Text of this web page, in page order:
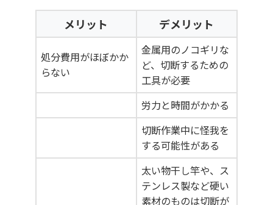
メリット デメリット
処分費用がほぼかか
らない
金属用のノコギリな
ど、切断するための
工具が必要
労力と時間がかかる
切断作業中に怪我を
する可能性がある
太い物干し竿や、ス
テンレス製など硬い
素材のものは切断が